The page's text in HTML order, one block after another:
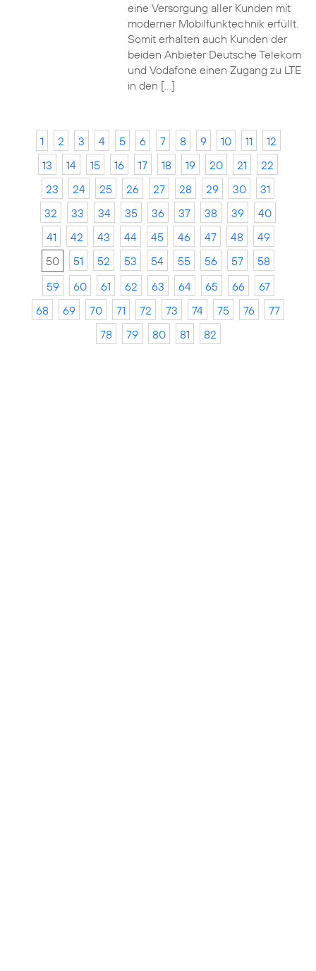
eine Versorgung aller Kunden mit
moderner Mobilfunktechnik erfüllt.
Somit erhalten auch Kunden der
beiden Anbieter Deutsche Telekom
und Vodafone einen Zugang zu LTE
in den […]
1 2 3 4 5 6 7 8 9 10 11
12
13
14 15 16 17 18 19 20 21
22
23
24 25 26 27 28 29 30
31
32
33 34 35 36 37 38 39
40
41
42 43 44 45 46 47 48
49
50
51 52 53 54 55 56 57
58
59
60 61 62 63 64 65 66
67
68
69 70 71 72 73 74 75 76
77
78
79 80 81 82